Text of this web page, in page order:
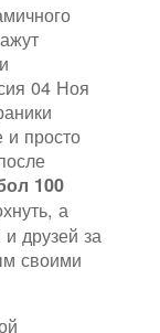
04 Ноя
просто
100
а
друзей за
своими